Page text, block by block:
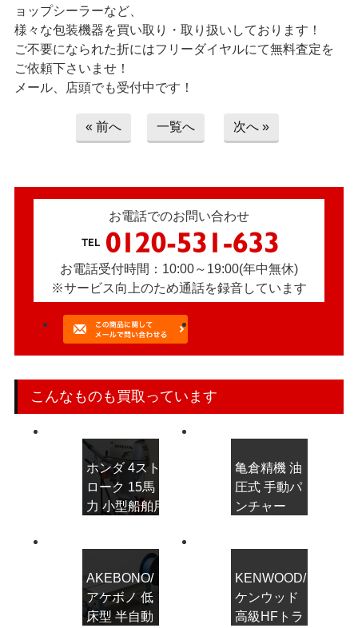
ョップシーラーなど、
様々な包装機器を買い取り・取り扱いしております！
ご不要になられた折にはフリーダイヤルにて無料査定を
ご依頼下さいませ！
メール、店頭でも受付中です！
« 前へ 一覧へ 次へ »
お電話でのお問い合わせ
お電話受付時間：10:00～19:00(年中無休)
※サービス向上のため通話を録音しています
こんなものも買取っています
ホンダ 4スト
ローク 15馬
力 小型船舶用
亀倉精機 油
圧式 手動パ
ンチャー
AKEBONO/
アケボノ 低
床型 半自動
KENWOOD/
ケンウッド
高級HFトラ
> プライバシーポリシー